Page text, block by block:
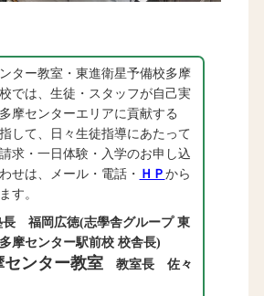
ター教室・東進衛星予備校多摩
では、生徒・スタッフが自己実
摩センターエリアに貢献する
して、日々生徒指導にあたって
求・一日体験・入学のお申し込
せは、メール・電話・
ＨＰ から
す。
福岡広徳(志學舎グループ 東
摩センター駅前校 校舎長)
ンター教室教室長 佐々